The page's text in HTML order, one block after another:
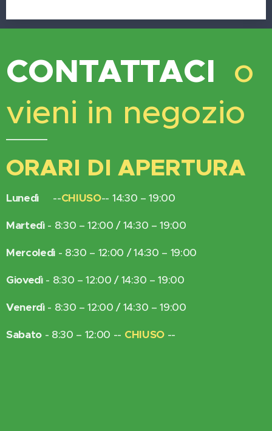
CONTATTACI o
vieni in negozio
ORARI DI APERTURA
Lunedì --CHIUSO-- 14:30 – 19:00
Martedì - 8:30 – 12:00 / 14:30 – 19:00
Mercoledì - 8:30 – 12:00 / 14:30 – 19:00
Giovedì- 8:30 – 12:00 / 14:30 – 19:00
Venerdì - 8:30 – 12:00 / 14:30 – 19:00
Sabato - 8:30 – 12:00 -- CHIUSO--